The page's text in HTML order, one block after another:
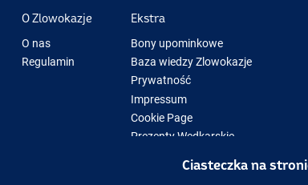
O Zlowokazje
O nas
Regulamin
Ekstra
Bony upominkowe
Baza wiedzy Zlowokazje
Prywatność
Impressum
Cookie Page
Prezenty Wędkarskie
Sprzęt wędkarski chwilowo
Ciasteczka na